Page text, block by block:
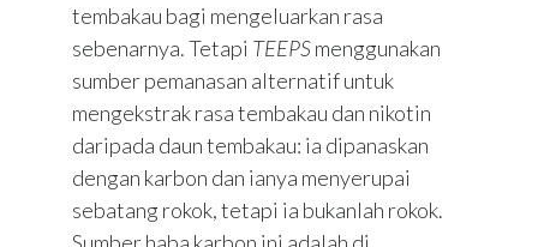
tembakau bagi mengeluarkan rasa
sebenarnya. Tetapi TEEPSmenggunakan
sumber pemanasan alternatif untuk
mengekstrak rasa tembakau dan nikotin
daripada daun tembakau: ia dipanaskan
dengan karbon dan ianya menyerupai
sebatang rokok, tetapi ia bukanlah rokok.